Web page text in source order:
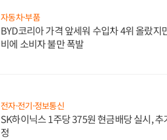
자동차·부품
BYD코리아 가격 앞세워 수입차 4위 올랐지
비에 소비자 불만 폭발
전자·전기·정보통신
SK하이닉스 1주당 375원 현금배당 실시,
정